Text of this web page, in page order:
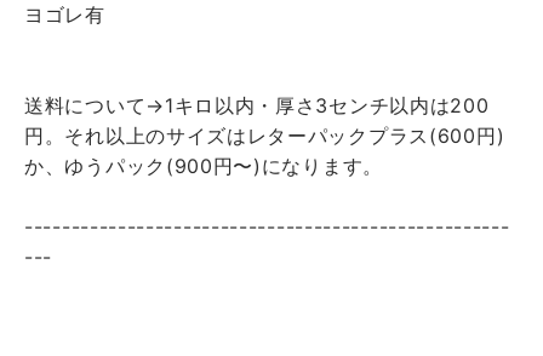
ヨゴレ有
送料について→1キロ以内・厚さ3センチ以内は200
円。それ以上のサイズはレターパックプラス(600円)
か、ゆうパック(900円〜)になります。
----------------------------------------------------
---